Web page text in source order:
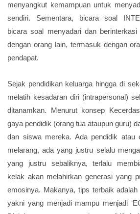
menyangkut kemampuan untuk
sendiri. Sementara, bicara soal
bicara soal menyadari dan
dengan orang lain, termasuk dengan
pendapat.
Sejak pendidikan keluarga hingga di
melatih kesadaran diri (intrapersonal)
ditanamkan. Menurut konsep
gaya pendidik (orang tua ataupun guru)
dan siswa mereka. Ada pendidik atau
melarang, ada yang justru selalu
yang justru sebaliknya, terlalu
kelak akan melahirkan generasi yang
emosinya. Makanya, tips terbaik
yakni yang menjadi mampu menjadi